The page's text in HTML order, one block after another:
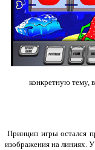
конкретную тему,
Принцип игры остался
изображения на линиях.